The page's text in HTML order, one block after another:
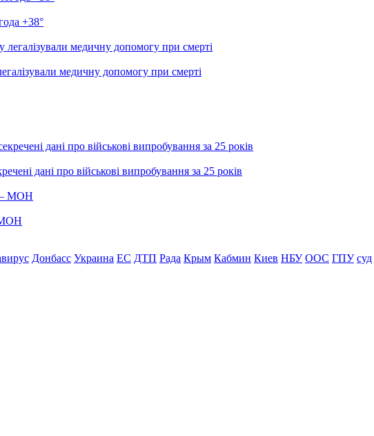
+38°
медичну допомогу при смерті
дані про військові випробування за 25 років
МОН
Донбасс Украина ЕС ДТП Рада Крым Кабмин Киев НБУ ООС ГПУ суд